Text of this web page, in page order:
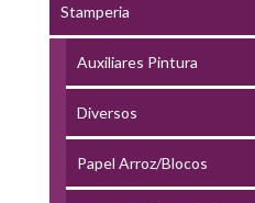
Stamperia
Auxiliares Pintura
Diversos
Papel Arroz/Blocos